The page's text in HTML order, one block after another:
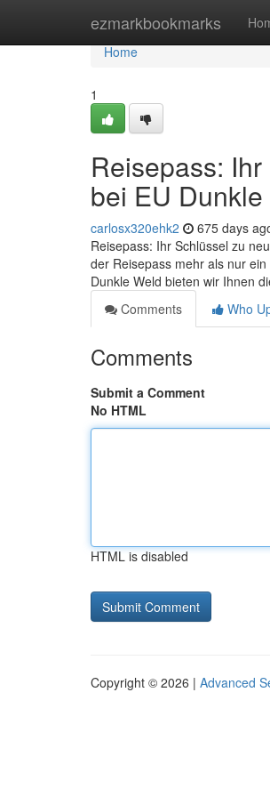
ezmarkbookmarks
Home
Home
1
Reisepass:
bei EU
carlosx320ehk2 675 days
Reisepass: Ihr Schlüssel zu
der Reisepass mehr als nur
Dunkle Weld bieten wir Ihnen
Comments
Who
Comments
Submit a Comment
No HTML
HTML is disabled
Copyright © 2026 | Advanced